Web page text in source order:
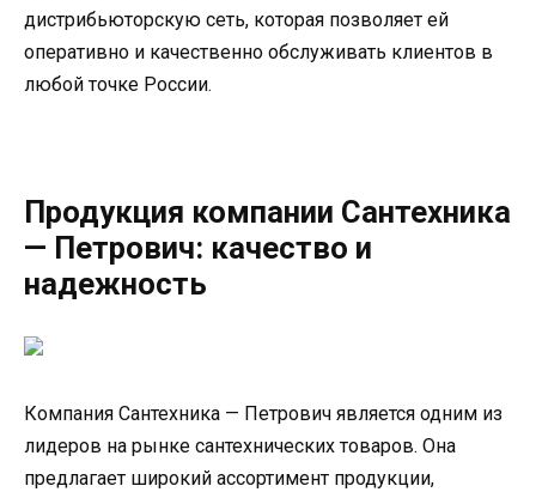
дистрибьюторскую сеть, которая позволяет ей
оперативно и качественно обслуживать клиентов в
любой точке России.
Продукция компании Сантехника
— Петрович: качество и
надежность
Компания Сантехника — Петрович является одним из
лидеров на рынке сантехнических товаров. Она
предлагает широкий ассортимент продукции,